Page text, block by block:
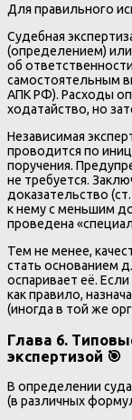
Для правильного
Судебная
(определением)
об
самостоятельным
АПК РФ). Расходы
ходатайство, но
Независимая
проводится по
поручения.
не требуется.
доказательство
к нему с меньшим
проведена
Тем не менее,
стать основанием
оспаривает её.
как правило,
(иногда в той же
Глава 6.
экспертизой 🎯
В определении
(в различных